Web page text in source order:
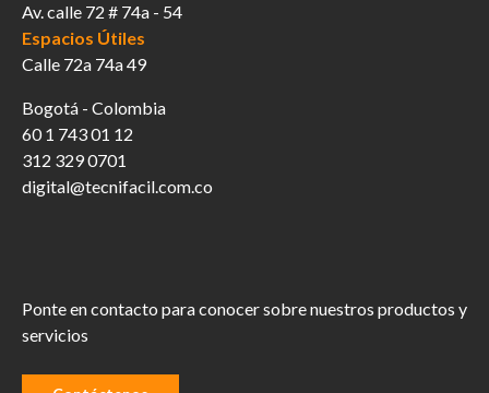
Av. calle 72 # 74a - 54
Espacios Útiles
Calle 72a 74a 49
Bogotá - Colombia
60 1 743 01 12
312 329 0701
digital@tecnifacil.com.co
Ponte en contacto para conocer sobre nuestros productos y
servicios